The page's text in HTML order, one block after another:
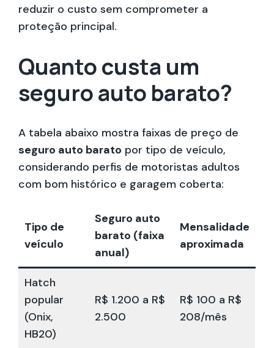
reduzir o custo sem comprometer a
proteção principal.
Quanto custa um
seguro auto barato?
A tabela abaixo mostra faixas de preço de
seguro auto barato por tipo de veículo,
considerando perfis de motoristas adultos
com bom histórico e garagem coberta:
Tipo de
veículo
Seguro auto
barato (faixa
anual)
Mensalidade
aproximada
Hatch
popular
(Onix,
HB20)
R$ 1.200 a R$
2.500
R$ 100 a R$
208/mês